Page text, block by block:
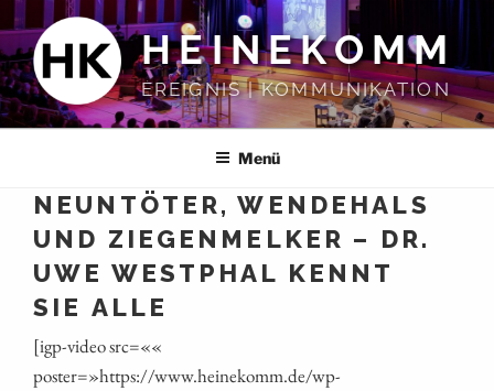
Inhalt
springen
HEINEKOMM
EREIGNIS | KOMMUNIKATION
Menü
NEUNTÖTER, WENDEHALS
UND ZIEGENMELKER – DR.
UWE WESTPHAL KENNT
SIE ALLE
[igp-video src=««
poster=»https://www.heinekomm.de/wp-